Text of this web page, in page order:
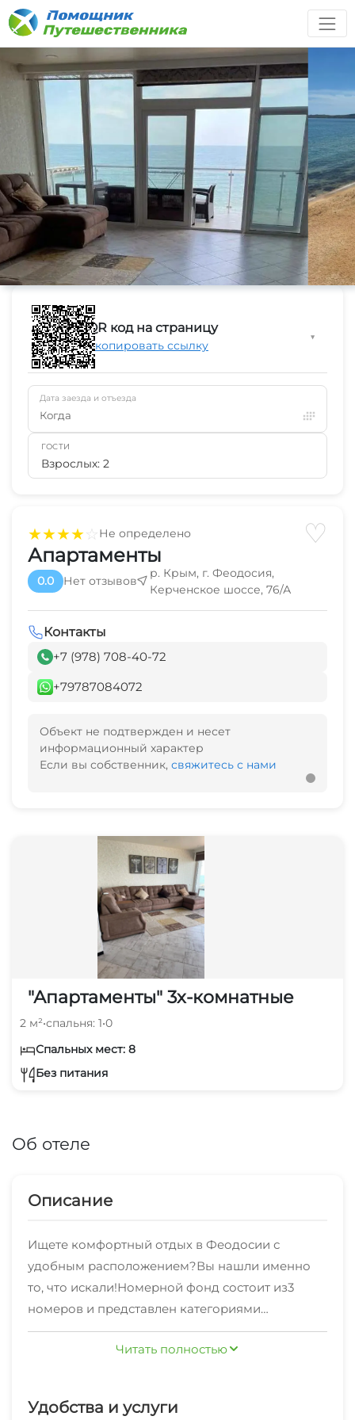
★★★★☆Не определено ♡
Апартаменты
0.0 Нет отзывов
р. Крым, г. Феодосия,
Керченское шоссе, 76/А
Контакты
+7 (978) 708-40-72
+79787084072
Объект не подтвержден и несет
информационный характер
Если вы собственник, свяжитесь с нами
"Апартаменты" 3х-комнатные
2 м²•спальня: 1•0
Спальных мест: 8
Без питания
Об отеле
Описание
Ищете комфортный отдых в Феодосии с
удобным расположением?Вы нашли именно
то, что искали!Номерной фонд состоит из3
номеров и представлен категориями
"Апартаменты" 3х-комнатные .
Для тех, кто отправился в Феодосию по работе
К услугам отдыхающих: стиральная машина,
Читать полностью
Удобства и услуги
QR код на страницу
Скопировать ссылку
▼
Дата заезда и отъезда
Когда
ГОСТИ
Взрослых: 2